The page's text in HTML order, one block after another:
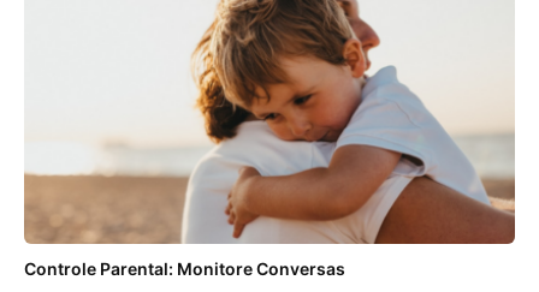
Controle Parental: Monitore Conversas